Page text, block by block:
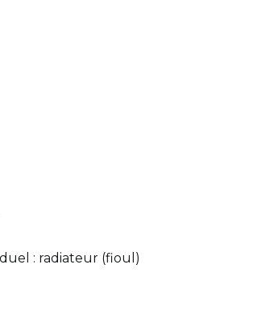
: radiateur (fioul)